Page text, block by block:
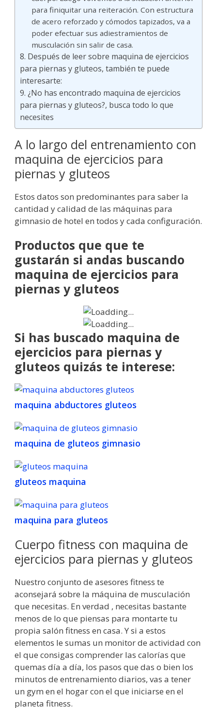
para finiquitar una reiteración. Con estructura
de acero reforzado y cómodos tapizados, va a
poder efectuar sus adiestramientos de
musculación sin salir de casa.
Después de leer sobre maquina de ejercicios
para piernas y gluteos, también te puede
interesarte:
¿No has encontrado maquina de ejercicios
para piernas y gluteos?, busca todo lo que
necesites
A lo largo del entrenamiento con
maquina de ejercicios para
piernas y gluteos
Estos datos son predominantes para saber la
cantidad y calidad de las máquinas para
gimnasio de hotel en todos y cada configuración.
Productos que que te
gustarán si andas buscando
maquina de ejercicios para
piernas y gluteos
Si has buscado maquina de
ejercicios para piernas y
gluteos quizás te interese:
maquina abductores gluteos
maquina de gluteos gimnasio
gluteos maquina
maquina para gluteos
Cuerpo fitness con maquina de
ejercicios para piernas y gluteos
Nuestro conjunto de asesores fitness te
aconsejará sobre la máquina de musculación
que necesitas. En verdad , necesitas bastante
menos de lo que piensas para montarte tu
propia salón fitness en casa. Y si a estos
elementos le sumas un monitor de actividad con
el que consigas comprender las calorías que
quemas día a día, los pasos que das o bien los
minutos de entrenamiento diarios, vas a tener
un gym en el hogar con el que iniciarse en el
planeta fitness.